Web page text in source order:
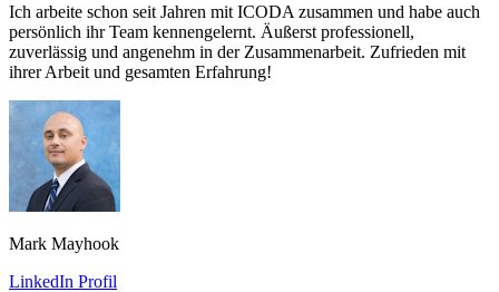
Ich arbeite schon seit Jahren mit ICODA zusammen und habe auch
persönlich ihr Team kennengelernt. Äußerst professionell,
zuverlässig und angenehm in der Zusammenarbeit. Zufrieden mit
ihrer Arbeit und gesamten Erfahrung!
Mark Mayhook
LinkedIn Profil